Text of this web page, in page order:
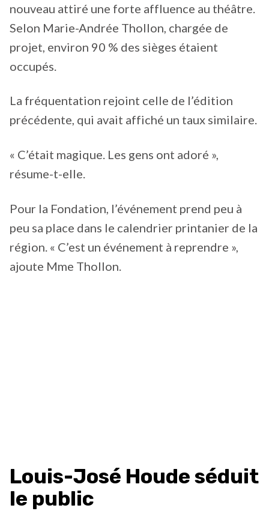
nouveau attiré une forte affluence au théâtre.
Selon Marie-Andrée Thollon, chargée de
projet, environ 90 % des sièges étaient
occupés.
La fréquentation rejoint celle de l’édition
précédente, qui avait affiché un taux similaire.
« C’était magique. Les gens ont adoré »,
résume-t-elle.
Pour la Fondation, l’événement prend peu à
peu sa place dans le calendrier printanier de la
région. « C’est un événement à reprendre »,
ajoute Mme Thollon.
Louis-José Houde séduit
le public